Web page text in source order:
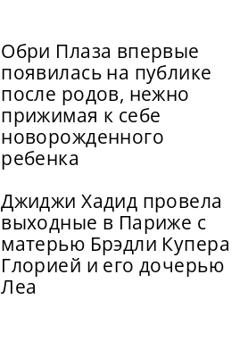
Обри Плаза впервые
появилась на публике
после родов, нежно
прижимая к себе
новорожденного
ребенка
Джиджи Хадид провела
выходные в Париже с
матерью Брэдли Купера
Глорией и его дочерью
Леа